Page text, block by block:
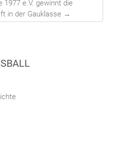
1977 e.V. gewinnt die
in der Gauklasse →